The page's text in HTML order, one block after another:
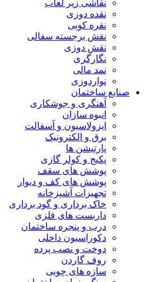
نقاشی زیر لعاب
نقده دوزی
نقره کوبی
نقش برجسته سفالی
نقش دوزی
نگارگری
نمد مالی
نواردوزی
صنایع ساختمان
آهنگری و جوشکاری
انبوه سازان
ایزولاسیون و آسفالت
برق و الکترونیک
پارتیشن ها
پکیج و کولر گازی
پوشش های سقف
پوشش های کف و دیوار
تجهیزات آشپزخانه
خاک برداری و گود برداری
داربست های فلزی
درب و پنجره ساختمان
دکوراسیون داخلی
دوخت و نصب پرده
روف گاردن
سازه های چوبی